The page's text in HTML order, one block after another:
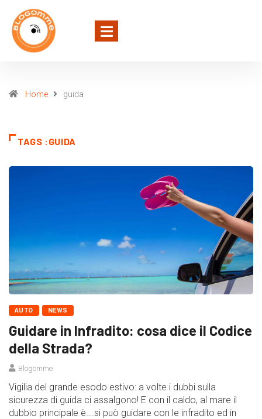
Home guida
TAGS :GUIDA
AUTO NEWS
Guidare in Infradito: cosa dice il Codice
della Strada?
Blogomme
Vigilia del grande esodo estivo: a volte i dubbi sulla
sicurezza di guida ci assalgono! E con il caldo, al mare il
dubbio principale è….si può guidare con le infradito ed in